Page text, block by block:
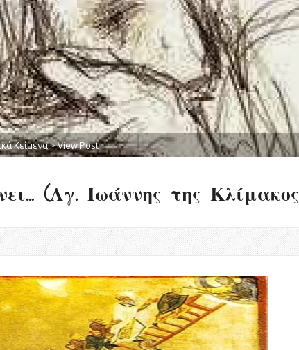
Κείμενα>View Post
(Αγ. Ιωάννης της